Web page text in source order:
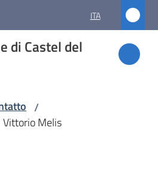
ITA
di Castel del
/
Melis